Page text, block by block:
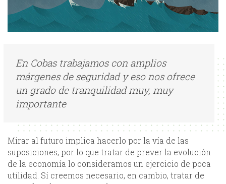
En Cobas trabajamos con amplios
márgenes de seguridad y eso nos ofrece
un grado de tranquilidad muy, muy
importante
Mirar al futuro implica hacerlo por la vía de las
suposiciones, por lo que tratar de prever la evolución
de la economía lo consideramos un ejercicio de poca
utilidad. Sí creemos necesario, en cambio, tratar de